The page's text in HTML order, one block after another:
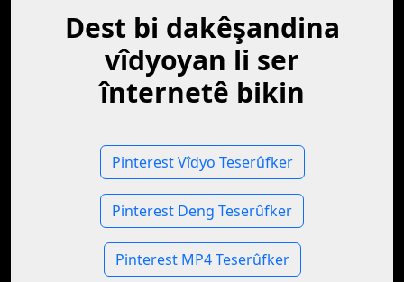
Dest bi dakêşandina
vîdyoyan li ser
înternetê bikin
Pinterest Vîdyo Teserûfker
Pinterest Deng Teserûfker
Pinterest MP4 Teserûfker